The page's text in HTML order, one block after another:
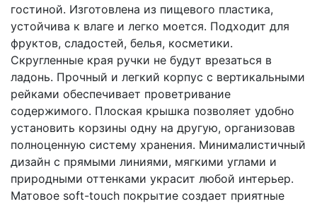
гостиной. Изготовлена из пищевого пластика,
устойчива к влаге и легко моется. Подходит для
фруктов, сладостей, белья, косметики.
Скругленные края ручки не будут врезаться в
ладонь. Прочный и легкий корпус с вертикальными
рейками обеспечивает проветривание
содержимого. Плоская крышка позволяет удобно
установить корзины одну на другую, организовав
полноценную систему хранения. Минималистичный
дизайн с прямыми линиями, мягкими углами и
природными оттенками украсит любой интерьер.
Матовое soft-touch покрытие создает приятные